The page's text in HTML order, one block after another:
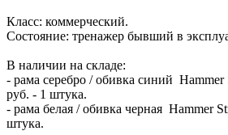
Класс: коммерческий.
Состояние: тренажер бывший в
В наличии на складе:
- рама серебро / обивка синий
руб. - 1 штука.
- рама белая / обивка черная Hammer
штука.